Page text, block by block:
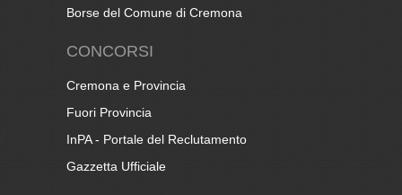
Borse del Comune di Cremona
CONCORSI
Cremona e Provincia
Fuori Provincia
InPA - Portale del Reclutamento
Gazzetta Ufficiale